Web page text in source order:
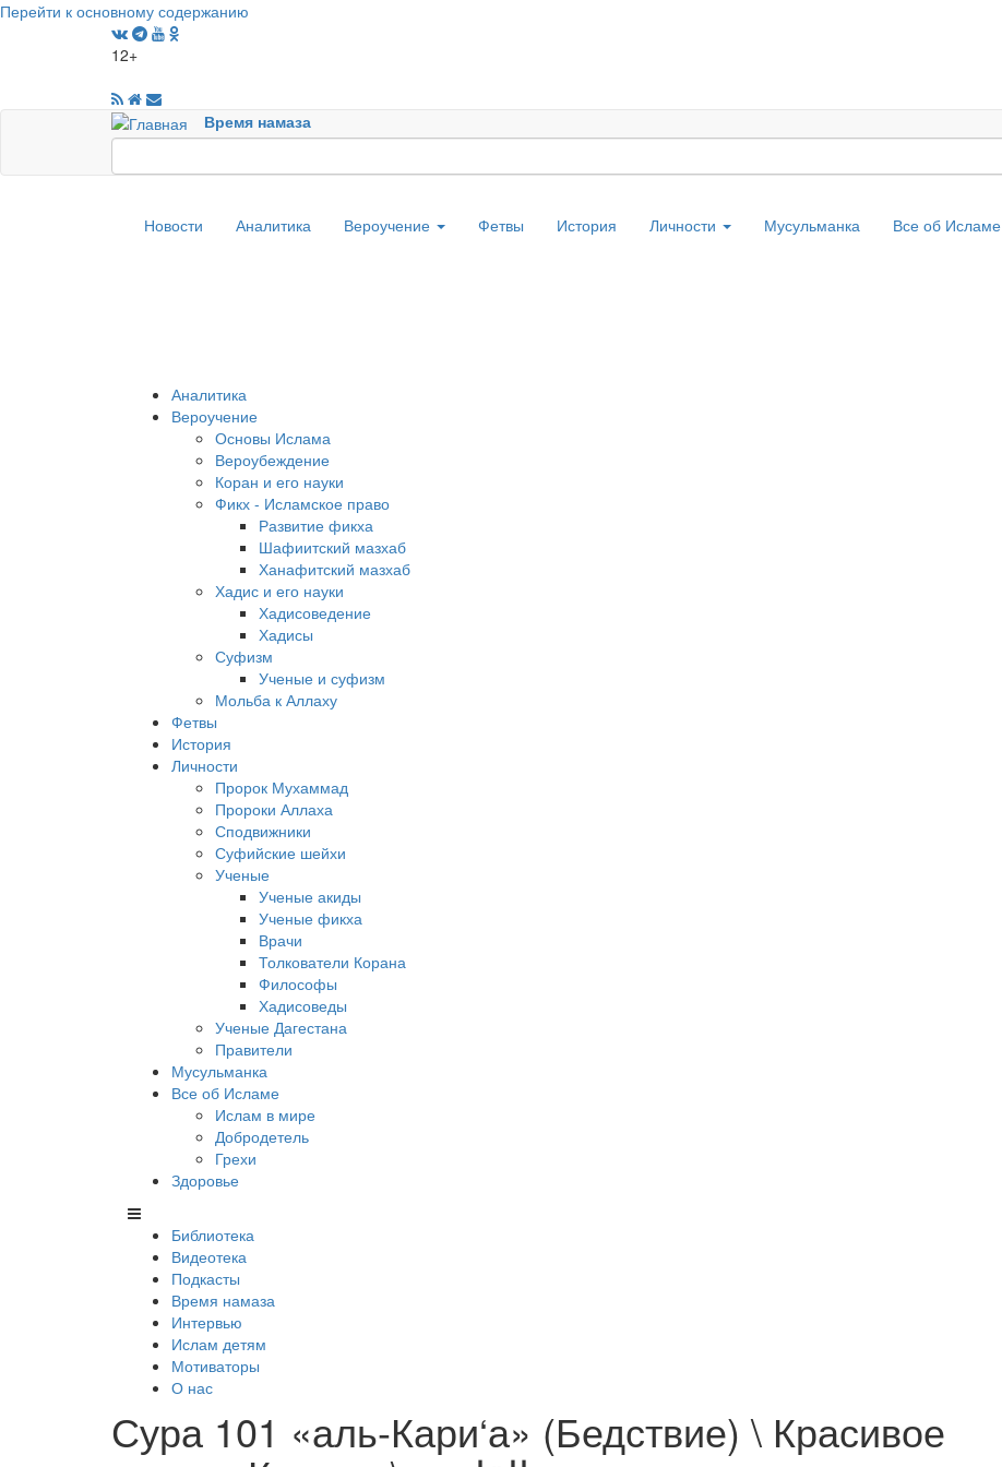
Перейти к основному содержанию
12+
Время намаза
Новости Аналитика Вероучение Фетвы История Личности Мусульманка Все об Исламе
Аналитика
Вероучение
Основы Ислама
Вероубеждение
Коран и его науки
Фикх - Исламское право
Развитие фикха
Шафиитский мазхаб
Ханафитский мазхаб
Хадис и его науки
Хадисоведение
Хадисы
Суфизм
Ученые и суфизм
Мольба к Аллаху
Фетвы
История
Личности
Пророк Мухаммад
Пророки Аллаха
Сподвижники
Суфийские шейхи
Ученые
Ученые акиды
Ученые фикха
Врачи
Толкователи Корана
Философы
Хадисоведы
Ученые Дагестана
Правители
Мусульманка
Все об Исламе
Ислам в мире
Добродетель
Грехи
Здоровье
Библиотека
Видеотека
Подкасты
Время намаза
Интервью
Ислам детям
Мотиваторы
О нас
Сура 101 «аль-Кари‘а» (Бедствие) \ Красивое